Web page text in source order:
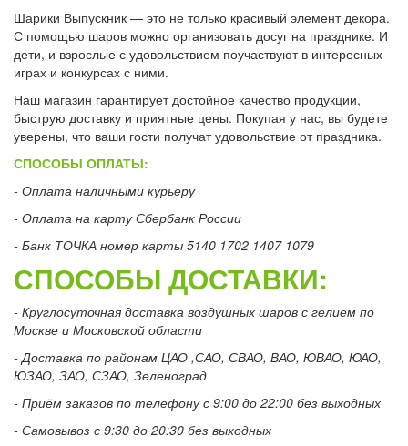
Шарики Выпускник — это не только красивый элемент декора.
С помощью шаров можно организовать досуг на празднике. И
дети, и взрослые с удовольствием поучаствуют в интересных
играх и конкурсах с ними.
Наш магазин гарантирует достойное качество продукции,
быструю доставку и приятные цены. Покупая у нас, вы будете
уверены, что ваши гости получат удовольствие от праздника.
СПОСОБЫ ОПЛАТЫ:
- Оплата наличными курьеру
- Оплата на карту Сбербанк России
- Банк ТОЧКА номер карты 5140 1702 1407 1079
СПОСОБЫ ДОСТАВКИ:
- Круглосуточная доставка воздушных шаров с гелием по
Москве и Московской области
- Доставка по районам ЦАО ,САО, СВАО, ВАО, ЮВАО, ЮАО,
ЮЗАО, ЗАО, СЗАО, Зеленоград
- Приём заказов по телефону с 9:00 до 22:00 без выходных
- Самовывоз с 9:30 до 20:30 без выходных